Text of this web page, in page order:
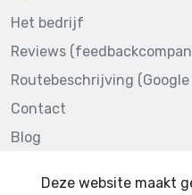
Het bedrijf
Reviews
Routebeschrijving (Google
Contact
Blog
Deze website maakt